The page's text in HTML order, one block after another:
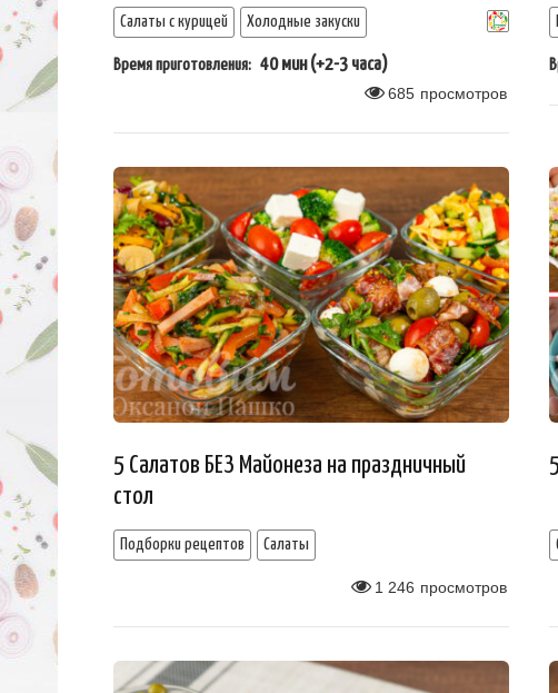
Салаты с курицей Холодные закуски
Время приготовления: 40 мин (+2-3 часа)
685 просмотров
5 Салатов БЕЗ Майонеза на праздничный
стол
Подборки рецептов Салаты
1 246 просмотров